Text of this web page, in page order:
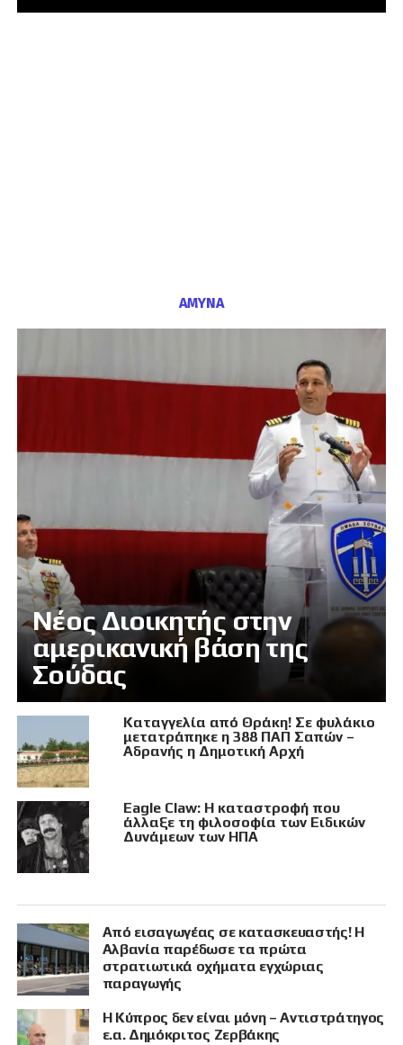
ΑΜΥΝΑ
Νέος Διοικητής στην
αμερικανική βάση της
Σούδας
Καταγγελία από Θράκη! Σε φυλάκιο
μετατράπηκε η 388 ΠΑΠ Σαπών –
Αδρανής η Δημοτική Αρχή
Eagle Claw: Η καταστροφή που
άλλαξε τη φιλοσοφία των Ειδικών
Δυνάμεων των ΗΠΑ
Από εισαγωγέας σε κατασκευαστής! Η
Αλβανία παρέδωσε τα πρώτα
στρατιωτικά οχήματα εγχώριας
παραγωγής
Η Κύπρος δεν είναι μόνη – Αντιστράτηγος
ε.α. Δημόκριτος Ζερβάκης